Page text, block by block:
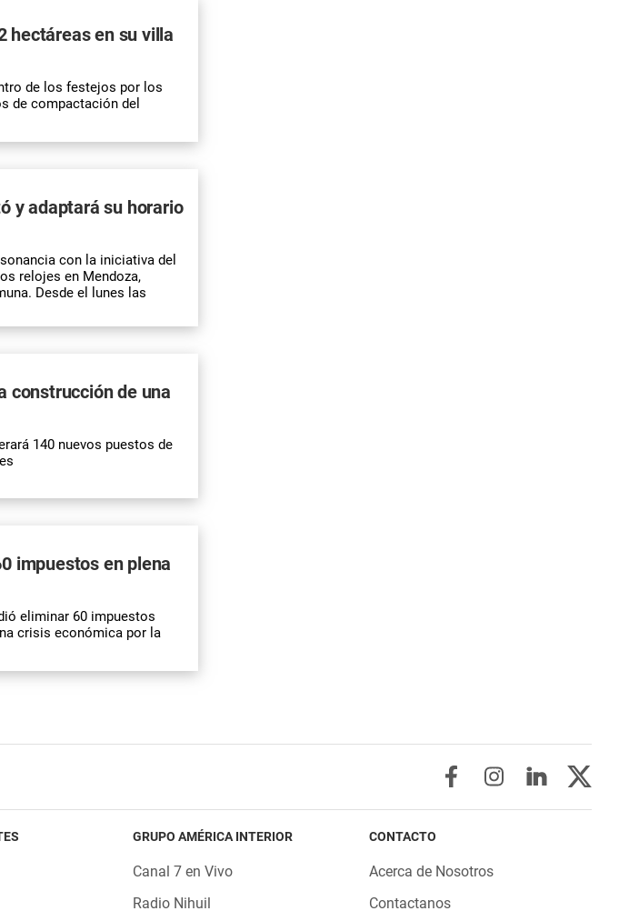
hectáreas en su villa
de los festejos por los
de compactación del
y adaptará su horario
con la iniciativa del
relojes en Mendoza,
Desde el lunes las
construcción de una
140 nuevos puestos de
impuestos en plena
eliminar 60 impuestos
crisis económica por la
GRUPO AMÉRICA INTERIOR
Canal 7 en Vivo
Radio Nihuil
CONTACTO
Acerca de Nosotros
Contactanos